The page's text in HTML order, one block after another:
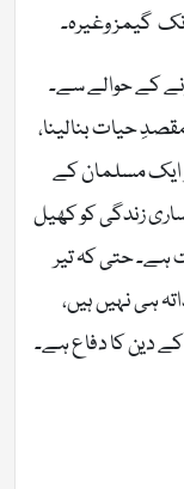
گیمز وغیرہ۔
کے حوالے سے۔
حیات بنالینا،
تو ایک مسلمان کے
زندگی کو کھیل
ہے۔ حتی کہ تیر
ہی نہیں ہیں،
کے دین کا دفاع ہے۔